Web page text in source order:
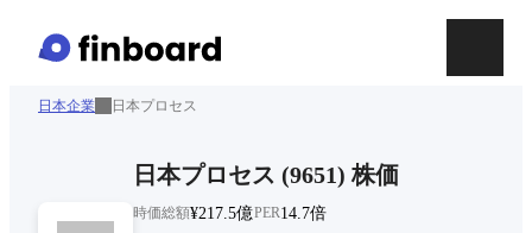
日本企業 日本プロセス
日本プロセス (9651) 株価
時価総額¥217.5億PER14.7倍